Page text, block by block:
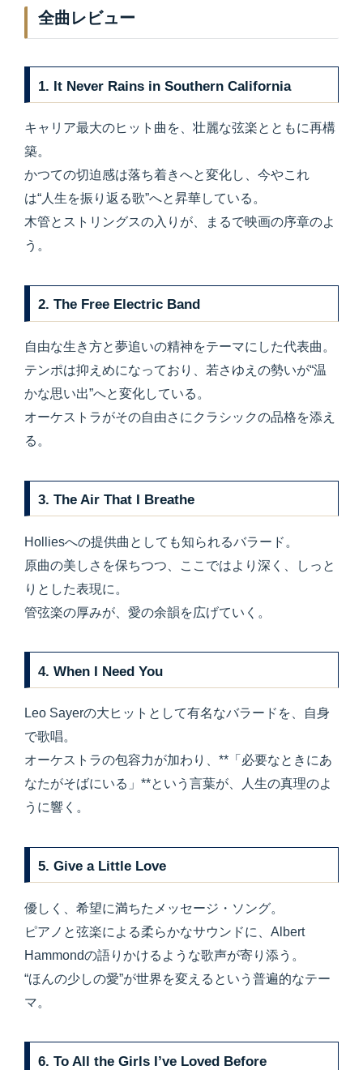
全曲レビュー
1. It Never Rains in Southern California
キャリア最大のヒット曲を、壮麗な弦楽とともに再構
築。
かつての切迫感は落ち着きへと変化し、今やこれ
は“人生を振り返る歌”へと昇華している。
木管とストリングスの入りが、まるで映画の序章のよ
う。
2.The Free Electric Band
自由な生き方と夢追いの精神をテーマにした代表曲。
テンポは抑えめになっており、若さゆえの勢いが“温
かな思い出”へと変化している。
オーケストラがその自由さにクラシックの品格を添え
る。
3.The Air That I Breathe
Holliesへの提供曲としても知られるバラード。
原曲の美しさを保ちつつ、ここではより深く、しっと
りとした表現に。
管弦楽の厚みが、愛の余韻を広げていく。
4.When I Need You
Leo Sayerの大ヒットとして有名なバラードを、自身
で歌唱。
オーケストラの包容力が加わり、**「必要なときにあ
なたがそばにいる」**という言葉が、人生の真理のよ
うに響く。
5.Give a Little Love
優しく、希望に満ちたメッセージ・ソング。
ピアノと弦楽による柔らかなサウンドに、Albert
Hammondの語りかけるような歌声が寄り添う。
“ほんの少しの愛”が世界を変えるという普遍的なテー
マ。
6.To All the Girls I’ve Loved Before